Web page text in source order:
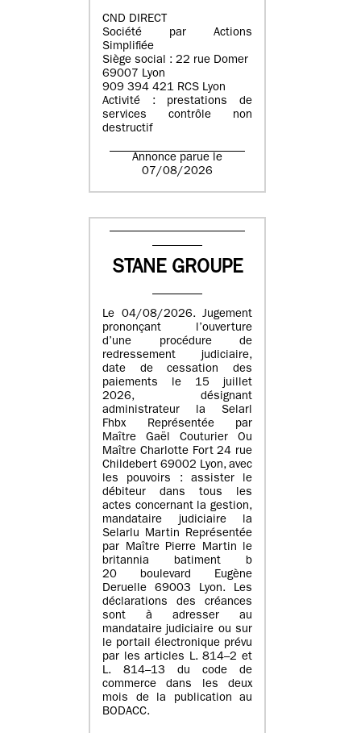
CND DIRECT
Société par Actions
Simplifiée
Siège social : 22 rue Domer
69007 Lyon
909 394 421 RCS Lyon
Activité : prestations de
services contrôle non
destructif
Annonce parue le
07/08/2026
STANE GROUPE
Le 04/08/2026. Jugement
prononçant l’ouverture
d’une procédure de
redressement judiciaire,
date de cessation des
paiements le 15 juillet
2026, désignant
administrateur la Selarl
Fhbx Représentée par
Maître Gaël Couturier Ou
Maître Charlotte Fort 24 rue
Childebert 69002 Lyon, avec
les pouvoirs : assister le
débiteur dans tous les
actes concernant la gestion,
mandataire judiciaire la
Selarlu Martin Représentée
par Maître Pierre Martin le
britannia batiment b
20 boulevard Eugène
Deruelle 69003 Lyon. Les
déclarations des créances
sont à adresser au
mandataire judiciaire ou sur
le portail électronique prévu
par les articles L. 814–2 et
L. 814–13 du code de
commerce dans les deux
mois de la publication au
BODACC.